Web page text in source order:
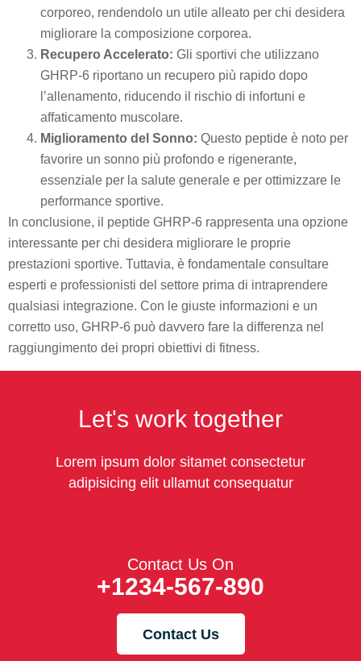
corporeo, rendendolo un utile alleato per chi desidera
migliorare la composizione corporea.
Recupero Accelerato: Gli sportivi che utilizzano
GHRP-6 riportano un recupero più rapido dopo
l’allenamento, riducendo il rischio di infortuni e
affaticamento muscolare.
Miglioramento del Sonno: Questo peptide è noto per
favorire un sonno più profondo e rigenerante,
essenziale per la salute generale e per ottimizzare le
performance sportive.
In conclusione, il peptide GHRP-6 rappresenta una opzione
interessante per chi desidera migliorare le proprie
prestazioni sportive. Tuttavia, è fondamentale consultare
esperti e professionisti del settore prima di intraprendere
qualsiasi integrazione. Con le giuste informazioni e un
corretto uso, GHRP-6 può davvero fare la differenza nel
raggiungimento dei propri obiettivi di fitness.
Let's work together
Lorem ipsum dolor sitamet consectetur
adipisicing elit ullamut consequatur
Contact Us On
+1234-567-890
Contact Us